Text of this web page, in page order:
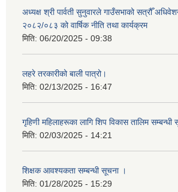
अध्यक्ष श्री पार्वती सुनुवारले गाउँसभाको सत्रौँ
२०८२/०८३ को वार्षिक नीति तथा कार्यक्रम
मिति: 06/20/2025 - 09:38
लहरे तरकारीको बाली पात्रो।
मिति: 02/13/2025 - 16:47
गृहिणी महिलाहरूका लागि शिप विकास तालिम सम्बन्धी
मिति: 02/03/2025 - 14:21
शिक्षक आवश्यकता सम्बन्धी सूचना ।
मिति: 01/28/2025 - 15:29